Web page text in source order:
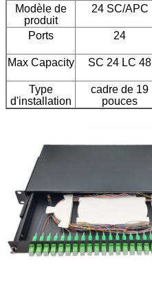
Modèle de
produit
24 SC/APC
Ports 24
Max Capacity SC 24 LC 48
Type
d'installation
cadre de 19
pouces